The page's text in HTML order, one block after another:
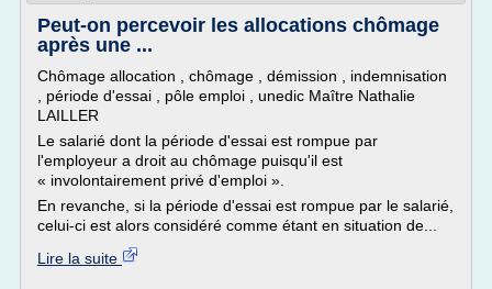
Peut-on percevoir les allocations chômage
après une ...
Chômage allocation , chômage , démission , indemnisation
, période d'essai , pôle emploi , unedic Maître Nathalie
LAILLER
Le salarié dont la période d'essai est rompue par
l'employeur a droit au chômage puisqu'il est
« involontairement privé d'emploi ».
En revanche, si la période d'essai est rompue par le salarié,
celui-ci est alors considéré comme étant en situation de...
Lire la suite